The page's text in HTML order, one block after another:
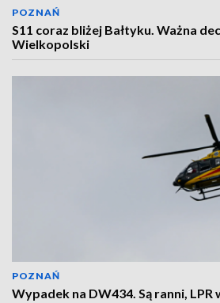
POZNAŃ
S11 coraz bliżej Bałtyku. Ważna
Wielkopolski
POZNAŃ
Wypadek na DW434. Są ranni, LPR